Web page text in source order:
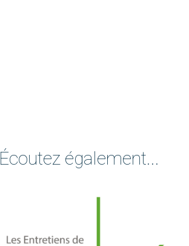
Écoutez également...